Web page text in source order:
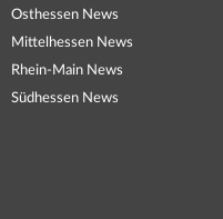
Osthessen News
Mittelhessen News
Rhein-Main News
Südhessen News